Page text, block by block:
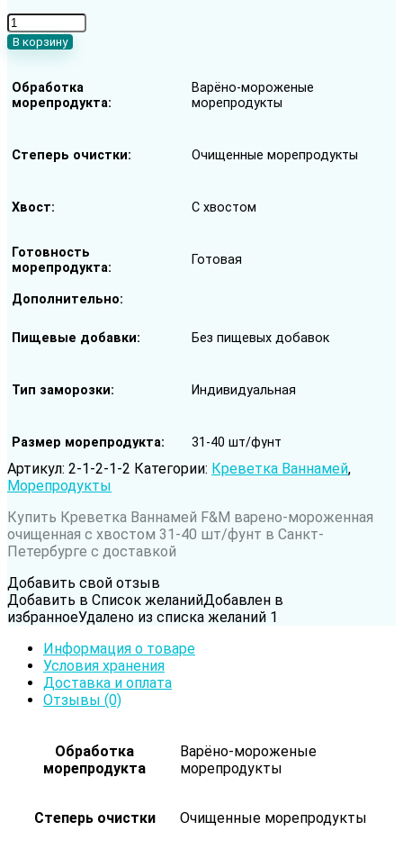
Количество
товара
Креветка
F&M
варено-
с
40
фунт
В корзину
Обработка
морепродукта
Варёно-мороженые
морепродукты
Степерь очистки Очищенные морепродукты
Хвост С хвостом
Готовность
морепродукта
Готовая
Дополнительно
Пищевые добавки Без пищевых добавок
Тип заморозки Индивидуальная
Размер морепродукта 31-40 шт/фунт
Место добычи
Артикул: 2-1-2-1-2 Категории: Креветка Ваннамей,
Морепродукты
Купить Креветка Ваннамей F&M варено-мороженная
очищенная с хвостом 31-40 шт/фунт в Санкт-
Петербурге с доставкой
Добавить свой отзыв
Добавить в Список желанийДобавлен в
избранноеУдалено из списка желаний 1
Информация о товаре
Условия хранения
Доставка и оплата
Отзывы (0)
Обработка
морепродукта
Варёно-мороженые
морепродукты
Степерь очистки Очищенные морепродукты